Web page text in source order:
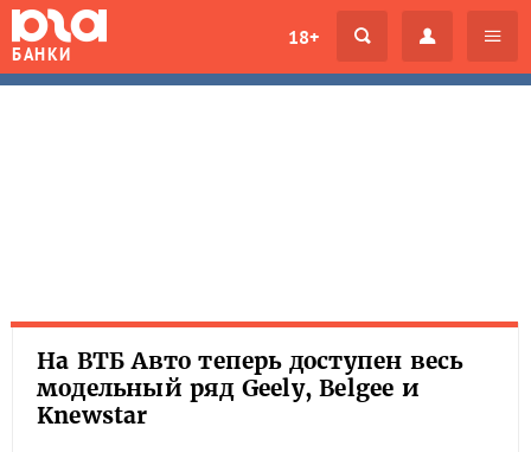
БАНКИ
18+
На ВТБ Авто теперь доступен весь
модельный ряд Geely, Belgee и
Knewstar